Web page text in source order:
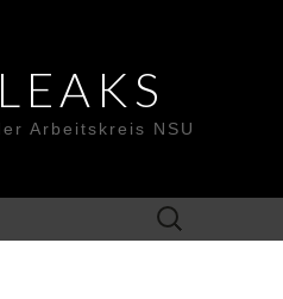
Arbeitskreis NSU
Suche
nach: